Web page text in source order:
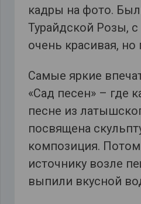
кадры на фото.
Турайдской Розы,
очень красивая, но
Самые яркие
«Сад песен» – где
песне из
посвящена
композиция.
источнику возле
выпили вкусной